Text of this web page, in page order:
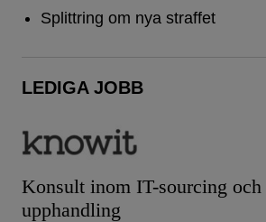
Splittring om nya straffet
LEDIGA JOBB
Konsult inom IT-sourcing
upphandling